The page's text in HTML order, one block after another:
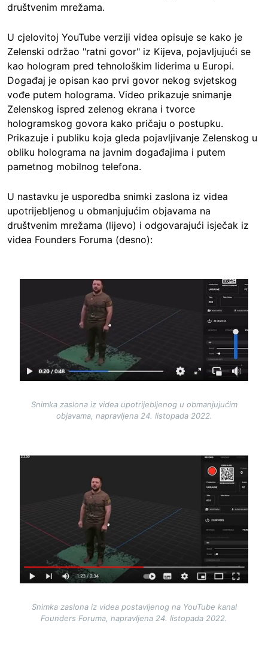
društvenim mrežama.
U cjelovitoj YouTube verziji videa opisuje se kako je
Zelenski održao "ratni govor" iz Kijeva, pojavljujući se
kao hologram pred tehnološkim liderima u Europi.
Događaj je opisan kao prvi govor nekog svjetskog
vođe putem holograma. Video prikazuje snimanje
Zelenskog ispred zelenog ekrana i tvorce
hologramskog govora kako pričaju o postupku.
Prikazuje i publiku koja gleda pojavljivanje Zelenskog u
obliku holograma na javnim događajima i putem
pametnog mobilnog telefona.
U nastavku je usporedba snimki zaslona iz videa
upotrijebljenog u obmanjujućim objavama na
društvenim mrežama (lijevo) i odgovarajući isječak iz
videa Founders Foruma (desno):
Snimka zaslona iz videa upotrijebljenog u obmanjujućim
objavama, napravljena 24. listopada 2022.
Image
Snimka zaslona iz videa postavljenog na YouTube kanal
Founders Foruma, napravljena 24. listopada 2022.